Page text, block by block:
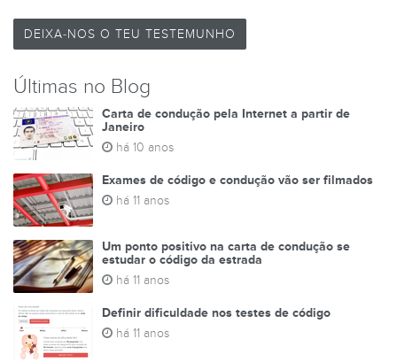
DEIXA-NOS O TEU TESTEMUNHO
Últimas no Blog
Carta de condução pela Internet a partir de
Janeiro
há 10 anos
Exames de código e condução vão ser filmados
há 11 anos
Um ponto positivo na carta de condução se
estudar o código da estrada
há 11 anos
Definir dificuldade nos testes de código
há 11 anos